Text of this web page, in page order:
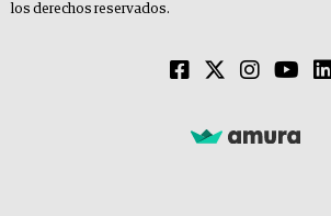
los derechos reservados.